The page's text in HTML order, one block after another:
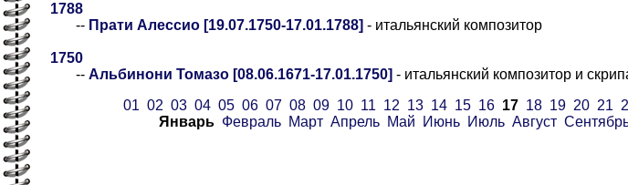
1788
-- Прати Алессио [19.07.1750-17.01.1788] - итальянский композитор
1750
-- Альбинони Томазо [08.06.1671-17.01.1750] - итальянский композитор и
01 02 03 04 05 06 07 08 09 10 11 12 13 14 15 16 17 18 19 20 21
Январь Февраль Март Апрель Май Июнь Июль Август